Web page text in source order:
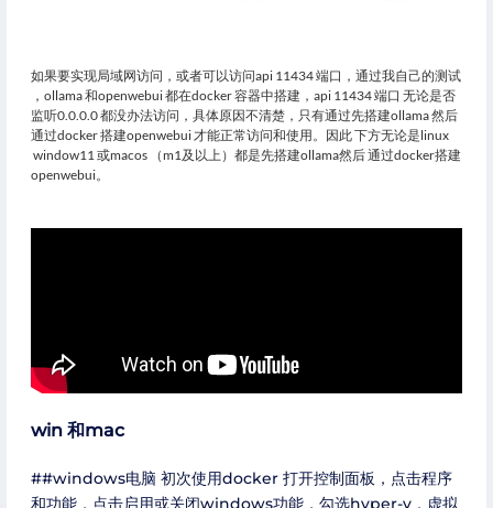
如果要实现局域网访问，或者可以访问api 11434 端口，通过我自己的测试
，ollama 和openwebui 都在docker 容器中搭建，api 11434 端口 无论是否
监听0.0.0.0 都没办法访问，具体原因不清楚，只有通过先搭建ollama 然后
通过docker 搭建openwebui 才能正常访问和使用。因此 下方无论是linux
window11 或macos （m1及以上）都是先搭建ollama然后 通过docker搭建
openwebui。
win 和mac
##windows电脑 初次使用docker 打开控制面板，点击程序
和功能，点击启用或关闭windows功能，勾选hyper-v，虚拟